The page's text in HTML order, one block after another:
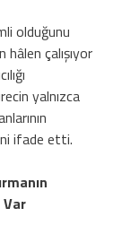
olduğunu
çalışıyor
yalnızca
ifade etti.
Var